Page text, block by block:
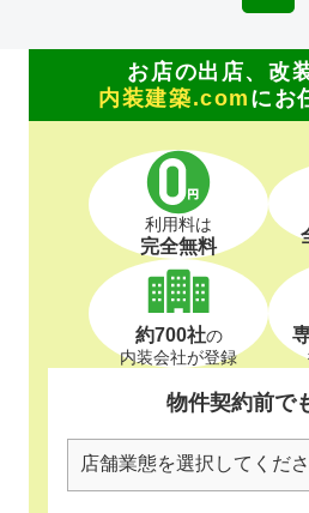
お店の出店、改
内装建築.com にお
利用料は
完全無料
約700社の
内装会社が登録
物件契約前で